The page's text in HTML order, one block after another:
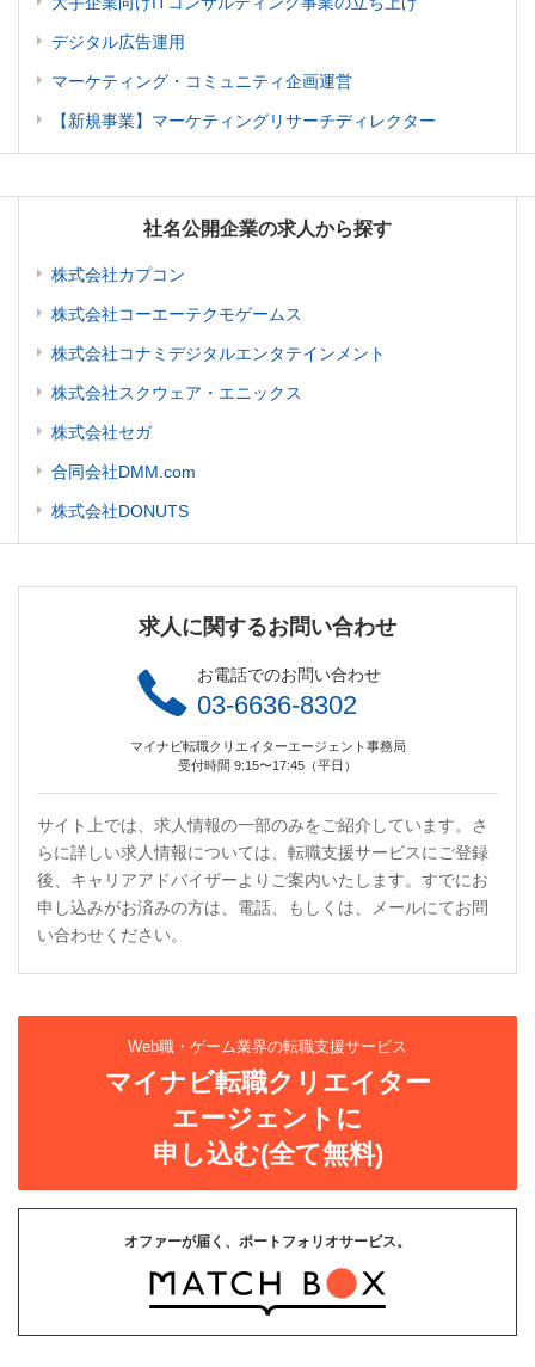
デジタル広告運用
マーケティング・コミュニティ企画運営
【新規事業】マーケティングリサーチディレクター
社名公開企業の求人から探す
株式会社カプコン
株式会社コーエーテクモゲームス
株式会社コナミデジタルエンタテインメント
株式会社スクウェア・エニックス
株式会社セガ
合同会社DMM.com
株式会社DONUTS
求人に関するお問い合わせ
お電話でのお問い合わせ
03-6636-8302
マイナビ転職クリエイターエージェント事務局
受付時間 9:15〜17:45（平日）
サイト上では、求人情報の一部のみをご紹介しています。さ
らに詳しい求人情報については、転職支援サービスにご登録
後、キャリアアドバイザーよりご案内いたします。すでにお
申し込みがお済みの方は、電話、もしくは、メールにてお問
い合わせください。
Web職・ゲーム業界の転職支援サービス
マイナビ転職クリエイター
エージェントに
申し込む(全て無料)
オファーが届く、ポートフォリオサービス。